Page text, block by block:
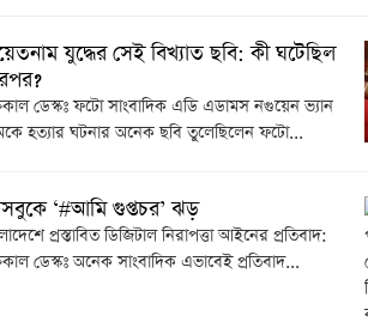
যুদ্ধের সেই বিখ্যাত ছবি: কী ঘটেছিল
ডেস্কঃ ফটো সাংবাদিক এডি এডামস নগুয়েন ভ্যান
হত্যার ঘটনার অনেক ছবি তুলেছিলেন ফটো...
‘#আমি গুপ্তচর’ ঝড়
প্রস্তাবিত ডিজিটাল নিরাপত্তা আইনের প্রতিবাদ:
ডেস্কঃ অনেক সাংবাদিক এভাবেই প্রতিবাদ...